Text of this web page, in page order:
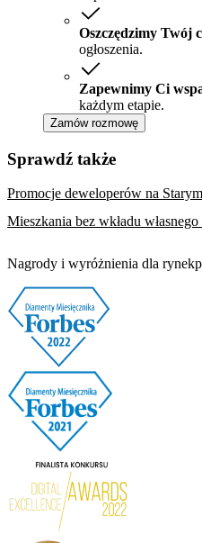
Oszczędzimy Twój
ogłoszenia.
Zapewnimy Ci
każdym etapie.
Zamów rozmowę
Sprawdź także
Promocje deweloperów na
Mieszkania bez wkładu
Nagrody i wyróżnienia dla